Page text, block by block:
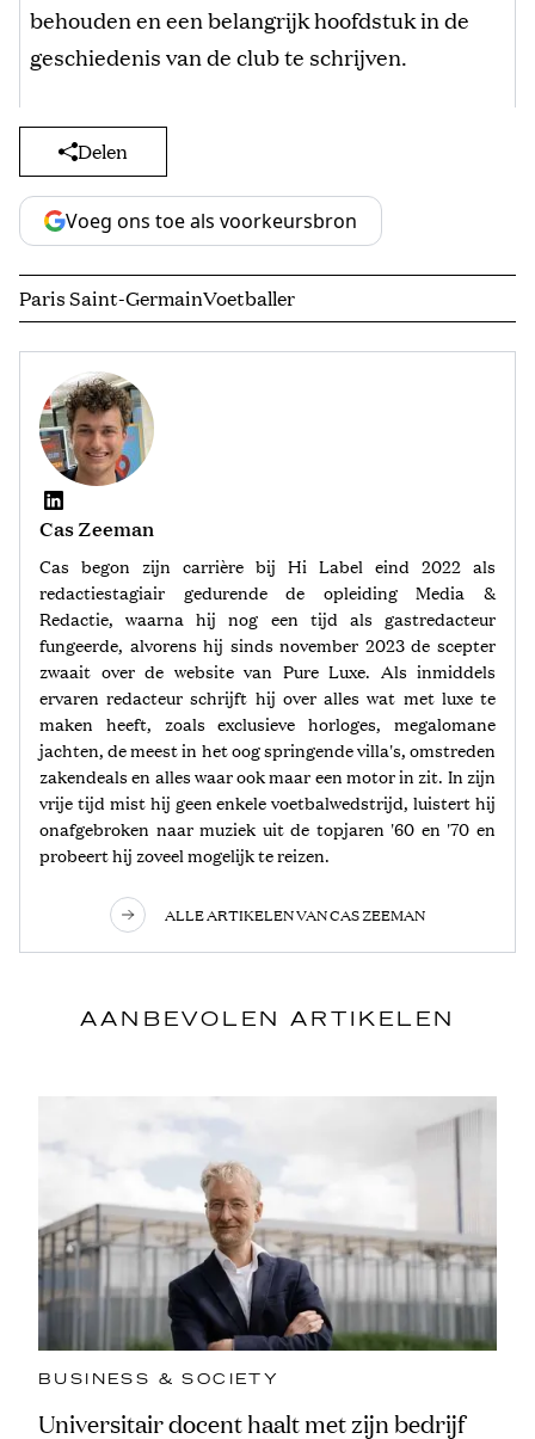
behouden en een belangrijk hoofdstuk in de
geschiedenis van de club te schrijven.
Delen
Voeg ons toe als voorkeursbron
Paris Saint-GermainVoetballer
Cas Zeeman
Cas begon zijn carrière bij Hi Label eind 2022 als
redactiestagiair gedurende de opleiding Media &
Redactie, waarna hij nog een tijd als gastredacteur
fungeerde, alvorens hij sinds november 2023 de scepter
zwaait over de website van Pure Luxe. Als inmiddels
ervaren redacteur schrijft hij over alles wat met luxe te
maken heeft, zoals exclusieve horloges, megalomane
jachten, de meest in het oog springende villa's, omstreden
zakendeals en alles waar ook maar een motor in zit. In zijn
vrije tijd mist hij geen enkele voetbalwedstrijd, luistert hij
onafgebroken naar muziek uit de topjaren '60 en '70 en
probeert hij zoveel mogelijk te reizen.
ALLE ARTIKELEN VAN CAS ZEEMAN
AANBEVOLEN ARTIKELEN
BUSINESS & SOCIETY
Universitair docent haalt met zijn bedrijf